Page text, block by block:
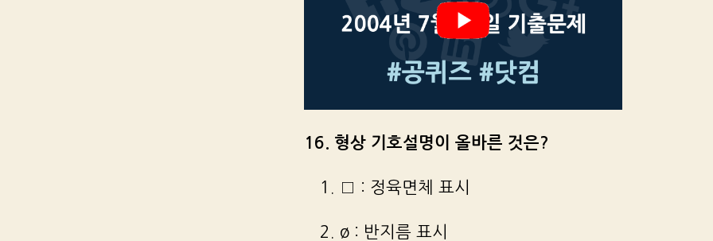
16. 형상 기호설명이 올바른 것은?
1. □ : 정육면체 표시
2. ø : 반지름 표시